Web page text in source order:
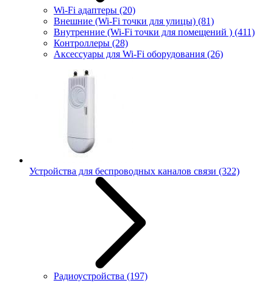
Wi-Fi адаптеры (20)
Внешние (Wi-Fi точки для улицы) (81)
Внутренние (Wi-Fi точки для помещений ) (411)
Контроллеры (28)
Аксессуары для Wi-Fi оборудования (26)
Устройства для беспроводных каналов связи (322)
Радиоустройства (197)